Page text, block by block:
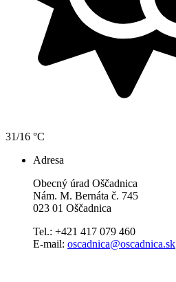
31/16 °C
Adresa
Obecný úrad Oščadnica
Nám. M. Bernáta č. 745
023 01 Oščadnica
Tel.: +421 417 079 460
E-mail: oscadnica@oscadnica.sk